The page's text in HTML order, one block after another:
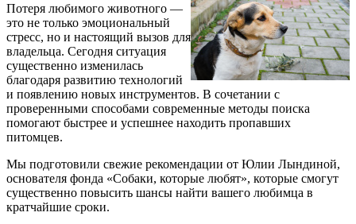
Потеря любимого животного —
это не только эмоциональный
стресс, но и настоящий вызов для
владельца. Сегодня ситуация
существенно изменилась
благодаря развитию технологий
и появлению новых инструментов. В сочетании с
проверенными способами современные методы поиска
помогают быстрее и успешнее находить пропавших
питомцев.
Мы подготовили свежие рекомендации от Юлии Лындиной,
основателя фонда «Собаки, которые любят», которые смогут
существенно повысить шансы найти вашего любимца в
кратчайшие сроки.